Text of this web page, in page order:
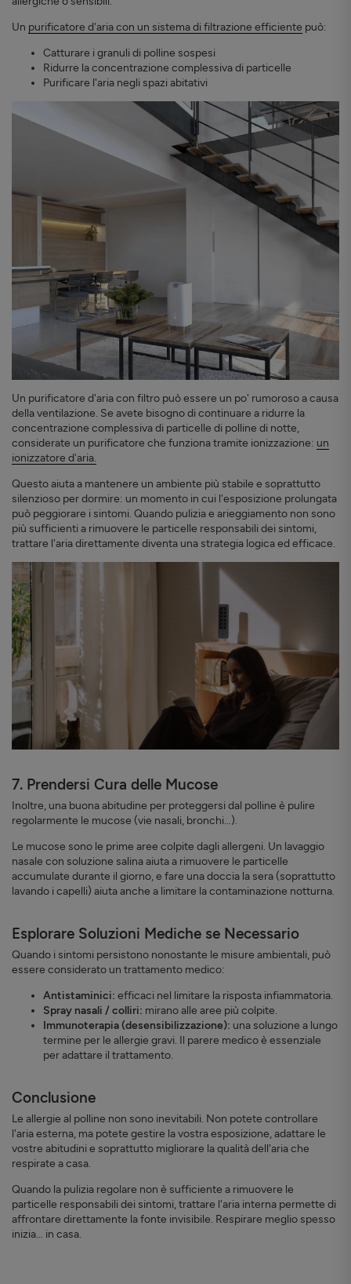
Un purificatore d'aria con un sistema di filtrazione efficiente può:
Catturare i granuli di polline sospesi
Ridurre la concentrazione complessiva di particelle
Purificare l'aria negli spazi abitativi
Un purificatore d'aria con filtro può essere un po' rumoroso a causa
della ventilazione. Se avete bisogno di continuare a ridurre la
concentrazione complessiva di particelle di polline di notte,
considerate un purificatore che funziona tramite ionizzazione: un
ionizzatore d'aria.
Questo aiuta a mantenere un ambiente più stabile e soprattutto
silenzioso per dormire: un momento in cui l'esposizione prolungata
può peggiorare i sintomi. Quando pulizia e arieggiamento non sono
più sufficienti a rimuovere le particelle responsabili dei sintomi,
trattare l'aria direttamente diventa una strategia logica ed efficace.
7. Prendersi Cura delle Mucose
Inoltre, una buona abitudine per proteggersi dal polline è pulire
regolarmente le mucose (vie nasali, bronchi…).
Le mucose sono le prime aree colpite dagli allergeni. Un lavaggio
nasale con soluzione salina aiuta a rimuovere le particelle
accumulate durante il giorno, e fare una doccia la sera (soprattutto
lavando i capelli) aiuta anche a limitare la contaminazione notturna.
Esplorare Soluzioni Mediche se Necessario
Quando i sintomi persistono nonostante le misure ambientali, può
essere considerato un trattamento medico:
Antistaminici: efficaci nel limitare la risposta infiammatoria.
Spray nasali / colliri: mirano alle aree più colpite.
Immunoterapia (desensibilizzazione): una soluzione a lungo
termine per le allergie gravi. Il parere medico è essenziale
per adattare il trattamento.
Conclusione
Le allergie al polline non sono inevitabili. Non potete controllare
l'aria esterna, ma potete gestire la vostra esposizione, adattare le
vostre abitudini e soprattutto migliorare la qualità dell'aria che
respirate a casa.
Quando la pulizia regolare non è sufficiente a rimuovere le
particelle responsabili dei sintomi, trattare l'aria interna permette di
affrontare direttamente la fonte invisibile. Respirare meglio spesso
inizia… in casa.